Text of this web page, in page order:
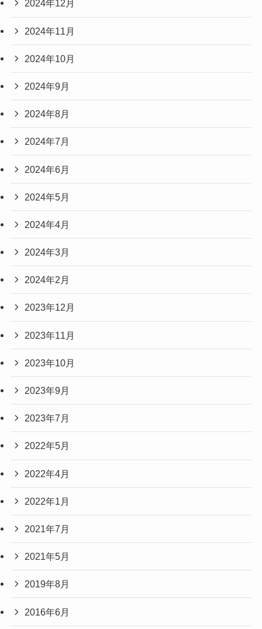
2024年12月
2024年11月
2024年10月
2024年9月
2024年8月
2024年7月
2024年6月
2024年5月
2024年4月
2024年3月
2024年2月
2023年12月
2023年11月
2023年10月
2023年9月
2023年7月
2022年5月
2022年4月
2022年1月
2021年7月
2021年5月
2019年8月
2016年6月